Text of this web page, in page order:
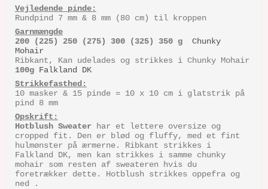
Vejledende pinde:
Rundpind 7 mm & 8 mm (80 cm) til kroppen
Garnmængde
200 (225) 250 (275) 300 (325) 350 g
Chunky
Mohair
Ribkant, Kan udelades og strikkes i Chunky Mohair
100g Falkland DK
Strikkefasthed:
10 masker & 15 pinde = 10 x 10 cm i glatstrik på
pind 8 mm
Opskrift:
Hotblush Sweater har et lettere oversize og
cropped fit. Den er blød og fluffy, med et fint
hulmønster på ærmerne. Ribkant strikkes i
Falkland DK, men kan strikkes i samme chunky
mohair som resten af sweateren hvis du
foretrækker dette. Hotblush strikkes oppefra og
ned .